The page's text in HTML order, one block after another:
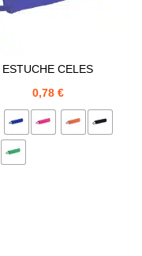
ESTUCHE CELES
0,78 €